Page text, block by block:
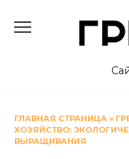
ГЛАВНАЯ СТРАНИЦА »
ХОЗЯЙСТВО:
ВЫРАЩИВАНИЯ